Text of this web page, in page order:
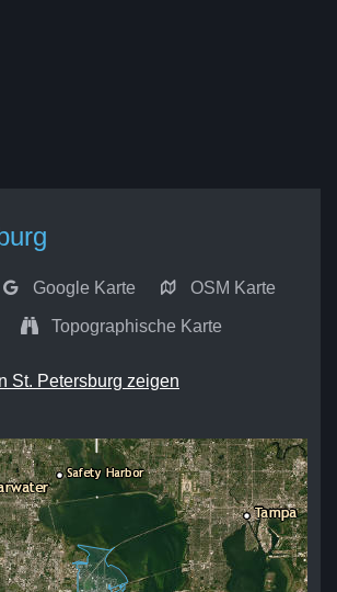
Google Karte OSM Karte
Topographische Karte
St. Petersburg zeigen